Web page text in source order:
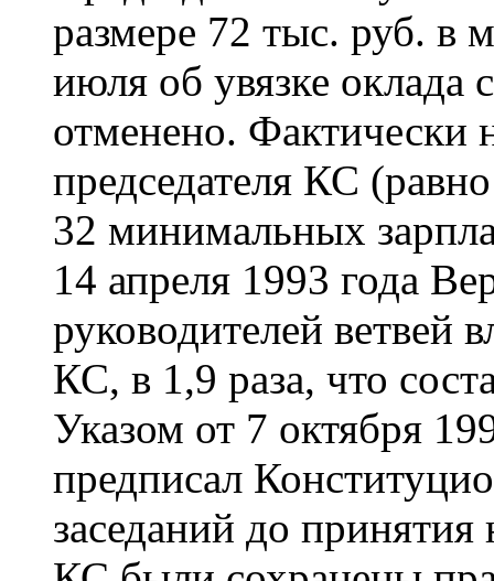
размере 72 тыс. руб. в
июля об увязке оклада
отменено. Фактически
председателя КС
32 минимальных
14 апреля 1993 года
руководителей ветвей
КС, в 1,9 раза, что
Указом от 7 октября
предписал
заседаний до